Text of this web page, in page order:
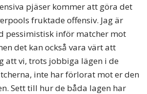
pjäser kommer att göra det
fruktade offensiv. Jag är
pessimistisk inför matcher mot
det kan också vara värt att
att vi, trots jobbiga lägen i de
inte har förlorat mot er den
Sett till hur de båda lagen har